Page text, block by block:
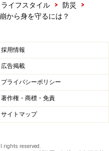
いためには？
する？
最新の内容をご確認くださ
イフスタイル > 防災
>
から身を守るには？
採用情報
広告掲載
プライバシーポリシー
著作権・商標・免責
サイトマップ
rights reserved.